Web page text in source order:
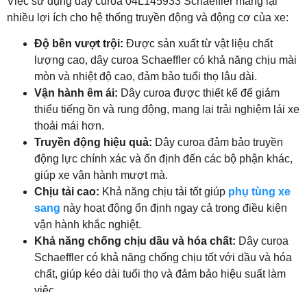
nhiều lợi ích cho hệ thống truyền động và động cơ của xe:
Độ bền vượt trội: Được sản xuất từ vật liệu chất
lượng cao, dây curoa Schaeffler có khả năng chịu mài
mòn và nhiệt độ cao, đảm bảo tuổi thọ lâu dài.
Vận hành êm ái: Dây curoa được thiết kế để giảm
thiểu tiếng ồn và rung động, mang lại trải nghiệm lái xe
thoải mái hơn.
Truyền động hiệu quả: Dây curoa đảm bảo truyền
động lực chính xác và ổn định đến các bộ phận khác,
giúp xe vận hành mượt mà.
Chịu tải cao: Khả năng chịu tải tốt giúp phụ tùng xe
sang này hoạt động ổn định ngay cả trong điều kiện
vận hành khắc nghiệt.
Khả năng chống chịu dầu và hóa chất: Dây curoa
Schaeffler có khả năng chống chịu tốt với dầu và hóa
chất, giúp kéo dài tuổi thọ và đảm bảo hiệu suất làm